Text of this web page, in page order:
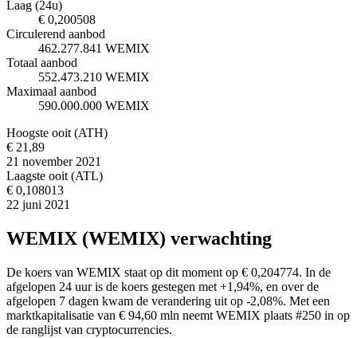
Laag (24u)
€ 0,200508
Circulerend aanbod
462.277.841 WEMIX
Totaal aanbod
552.473.210 WEMIX
Maximaal aanbod
590.000.000 WEMIX
Hoogste ooit (ATH)
€ 21,89
21 november 2021
Laagste ooit (ATL)
€ 0,108013
22 juni 2021
WEMIX (WEMIX) verwachting
De koers van WEMIX staat op dit moment op € 0,204774. In de
afgelopen 24 uur is de koers gestegen met +1,94%, en over de
afgelopen 7 dagen kwam de verandering uit op -2,08%. Met een
marktkapitalisatie van € 94,60 mln neemt WEMIX plaats #250 in op
de ranglijst van cryptocurrencies.